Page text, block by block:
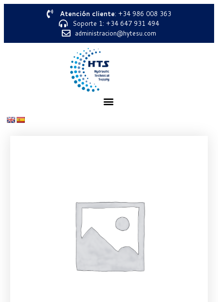
Atención cliente: +34 986 008 363
Soporte 1: +34 647 931 494
administracion@hytesu.com